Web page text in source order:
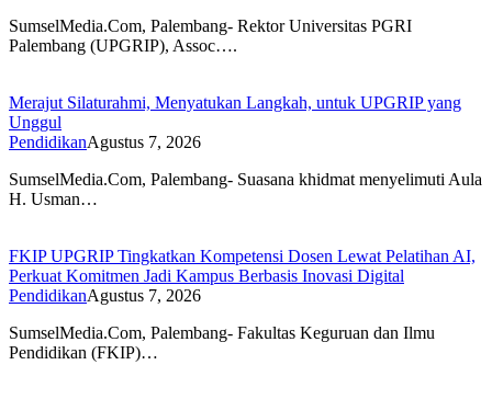
SumselMedia.Com, Palembang- Rektor Universitas PGRI
Palembang (UPGRIP), Assoc….
Merajut Silaturahmi, Menyatukan Langkah, untuk UPGRIP yang
Unggul
PendidikanAgustus 7, 2026
SumselMedia.Com, Palembang- Suasana khidmat menyelimuti Aula
H. Usman…
FKIP UPGRIP Tingkatkan Kompetensi Dosen Lewat Pelatihan AI,
Perkuat Komitmen Jadi Kampus Berbasis Inovasi Digital
PendidikanAgustus 7, 2026
SumselMedia.Com, Palembang- Fakultas Keguruan dan Ilmu
Pendidikan (FKIP)…